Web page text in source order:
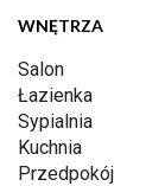
WNĘTRZA
Salon
Łazienka
Sypialnia
Kuchnia
Przedpokój